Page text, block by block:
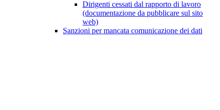
Dirigenti cessati dal rapporto di lavoro
(documentazione da pubblicare sul sito
web)
Sanzioni per mancata comunicazione dei dati